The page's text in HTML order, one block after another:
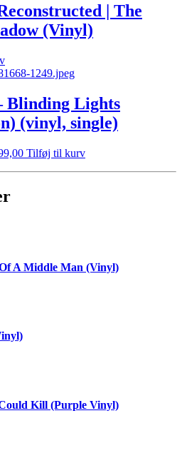
| The
(Vinyl)
Blinding Lights
(vinyl, single)
Tilføj til kurv
A Middle Man (Vinyl)
Kill (Purple Vinyl)